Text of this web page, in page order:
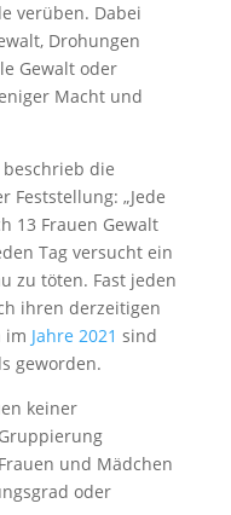
verüben. Dabei
Drohungen
Gewalt oder
Macht und
die
Feststellung: „Jede
13 Frauen Gewalt
Tag versucht ein
zu töten. Fast jeden
ihren derzeitigen
im Jahre 2021 sind
geworden.
keiner
und Mädchen
oder